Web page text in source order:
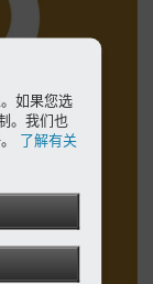
如果您选
。我们也
了解有关